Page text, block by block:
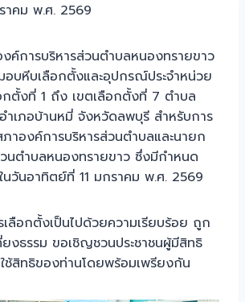
าคม พ.ศ. 2569
ค์การบริหารส่วนตำบลหนองทรายขาว
อบหีบเลือกตั้งและอุปกรณ์ประจำหน่วย
กตั้งที่ 1 ถึง เขตเลือกตั้งที่ 7 ตำบล
ำเภอบ้านหมี่ จังหวัดลพบุรี สำหรับการ
าองค์การบริหารส่วนตำบลและนายก
นตำบลหนองทรายขาว ซึ่งมีกำหนด
นวันอาทิตย์ที่ 11 มกราคม พ.ศ. 2569
เลือกตั้งเป็นไปด้วยความเรียบร้อย ถูก
งธรรม ขอเชิญชวนประชาชนผู้มีสิทธิ
ช้สิทธิของท่านโดยพร้อมเพรียงกัน